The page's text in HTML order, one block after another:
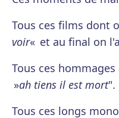
Tous ces films dont
voir« et au final on
Tous ces
»ah tiens il est mort".
Tous ces longs